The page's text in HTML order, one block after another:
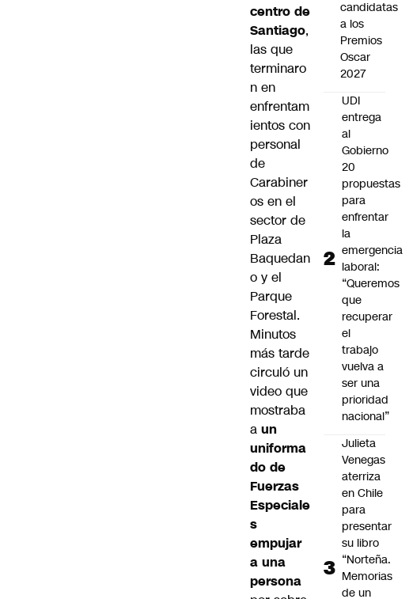
centro de
Santiago,
las que
terminaro
n en
enfrentam
ientos con
personal
de
Carabiner
os en el
sector de
Plaza
Baquedan
o y el
Parque
Forestal.
Minutos
más tarde
circuló un
video que
mostraba
a un
uniforma
do de
Fuerzas
Especiale
s
empujar
a una
persona
candidatas
a los
Premios
Oscar
2027
UDI
entrega
al
Gobierno
20
propuestas
para
enfrentar
la
emergencia
laboral:
“Queremos
que
recuperar
el
trabajo
vuelva a
ser una
prioridad
nacional”
Julieta
Venegas
aterriza
en Chile
para
presentar
su libro
“Norteña.
Memorias
de un